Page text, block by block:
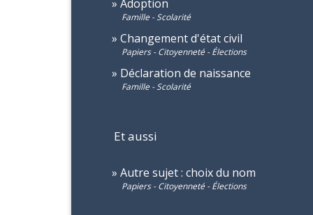
Adoption
Famille - Scolarité
Changement d'état civil
Papiers - Citoyenneté - Élections
Déclaration de naissance
Famille - Scolarité
Et aussi
Autre sujet : choix du nom
Papiers - Citoyenneté - Élections